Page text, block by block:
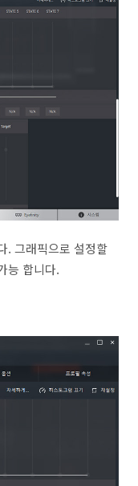
. 그래픽으로 설정할
능 합니다.